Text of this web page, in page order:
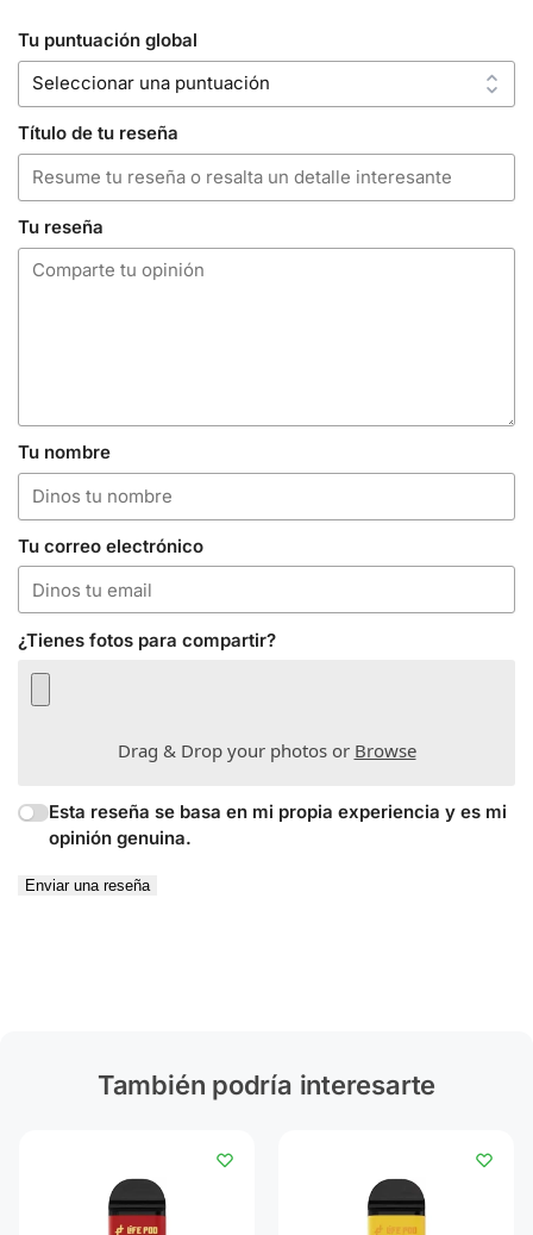
Tu puntuación global
Título de tu reseña
Tu reseña
Tu nombre
Tu correo electrónico
¿Tienes fotos para compartir?
Drag & Drop your photos or Browse
Esta reseña se basa en mi propia experiencia y es mi
opinión genuina.
Enviar una reseña
También podría interesarte